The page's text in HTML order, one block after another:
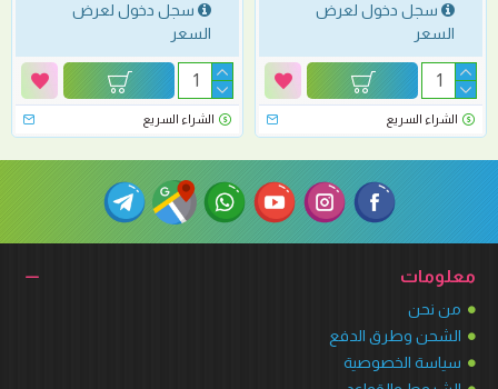
سجل دخول لعرض
السعر
الشراء السريع
سجل دخول لعرض
السعر
الشراء السريع
معلومات
من نحن
الشحن وطرق الدفع
سياسة الخصوصية